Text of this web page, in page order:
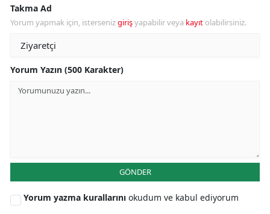
Takma Ad
Yorum yapmak için, istersenizgirişyapabilir veya kayıt olabilirsiniz.
Yorum Yazın (500 Karakter)
GÖNDER
Yorum yazma kurallarını okudum ve kabul ediyorum